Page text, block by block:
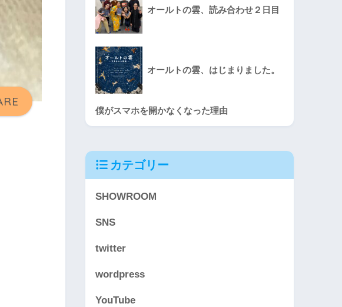
オールトの雲、読み合わせ２日目
オールトの雲、はじまりました。
僕がスマホを開かなくなった理由
カテゴリー
SHOWROOM
SNS
twitter
wordpress
YouTube